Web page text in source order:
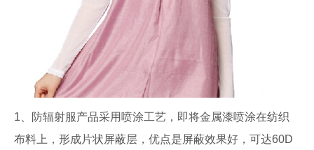
1、防辐射服产品采用喷涂工艺，即将金属漆喷涂在纺织
布料上，形成片状屏蔽层，优点是屏蔽效果好，可达60D